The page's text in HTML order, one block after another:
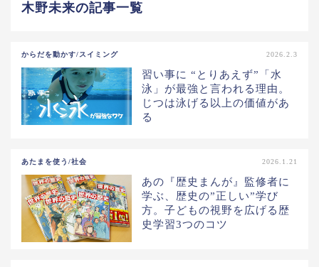
木野未来の記事一覧
からだを動かす/スイミング 2026.2.3
習い事に “とりあえず”「水
泳」が最強と言われる理由。
じつは泳げる以上の価値があ
る
あたまを使う/社会 2026.1.21
あの『歴史まんが』監修者に
学ぶ、歴史の”正しい”学び
方。子どもの視野を広げる歴
史学習3つのコツ